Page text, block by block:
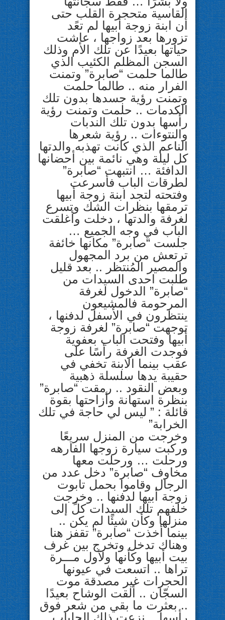
القاسية متحجرة القلب حتى
أن ابنة زوجة أبيها لم تعًد
تزورها بعد زواجها ، عاشت
حياتها بعيدًا عن تلك الأم وذلك
السجن المظلم الكئيب الذي
طالما حلمت “صابرة” وتمنت
الفرار منه .. طالما حلمت
وتمنت رؤية جسدها بدون تلك
الكدمات .. حلمت وتمنت رؤية
رأسها بدون تلك الندبات
والنتوءات .. رؤية شعرها
الناعم الذي كانت تهذبه والدتها
كل ليلة وهي نائمة بين أحضانها
الدافئة … انتبهت “صابرة”
لطرقات الباب فأسرعت
وفتحته لتجد ابنة زوجة أبيها
ترمقها بنظرات الشك وتسرع
لغرفة والدتها ، دخلت وأغلقت
الباب في وجه الجميع …
جلست “صابرة” مكانها خائفة
ترتعش من برد المجهول
والمصير المُنتظر .. بعد قليل
طلبت احدى السيدات من
“صابرة” الدخول لغرفة
المرحومة فالمشيعون
ينتظرون في الأسفل لدفنها ،
توجهت “صابرة” لغرفة زوجة
أبيها وفتحت الباب بعفوية
فوجدت الغرفة رأسًا على
عقب بينما الابنة تخفي في
حقيبة يدها سلسلة ذهبية
وبعض النقود .. رمقت “صابرة”
بنظرة استهانة وأزاحتها بقوة
قائلة : ” ليس لي حاجة في تلك
الخرابة”
وخرجت من المنزل سريعًا
وركبت سيارة زوجها الفارهه
ورحلت … ورحلت معها
مخاوف “صابرة” دخل عدد من
الرجال وقاموا بحمل تابوت
زوجة أبيها لدفنها .. وخرجت
خلفهم تلك السيدات كلً إلى
منزلها وكأن شيئًا لم يكن ..
بينما أخذت “صابرة” تقفز هنا
وهناك تدخل وتخرج بين غرف
بيت أبيها وكأنها ولأول مـــرة
تراها .. اتسعت في عيونها
الحجرات غير مصدقة موت
السجّان .. ألقت الوشاح بعيدًا
.. بعثرت ما بقي من شعر فوق